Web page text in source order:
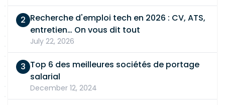
Recherche d'emploi tech en 2026 : CV, ATS,
entretien… On vous dit tout
July 22, 2026
Top 6 des meilleures sociétés de portage
salarial
December 12, 2024